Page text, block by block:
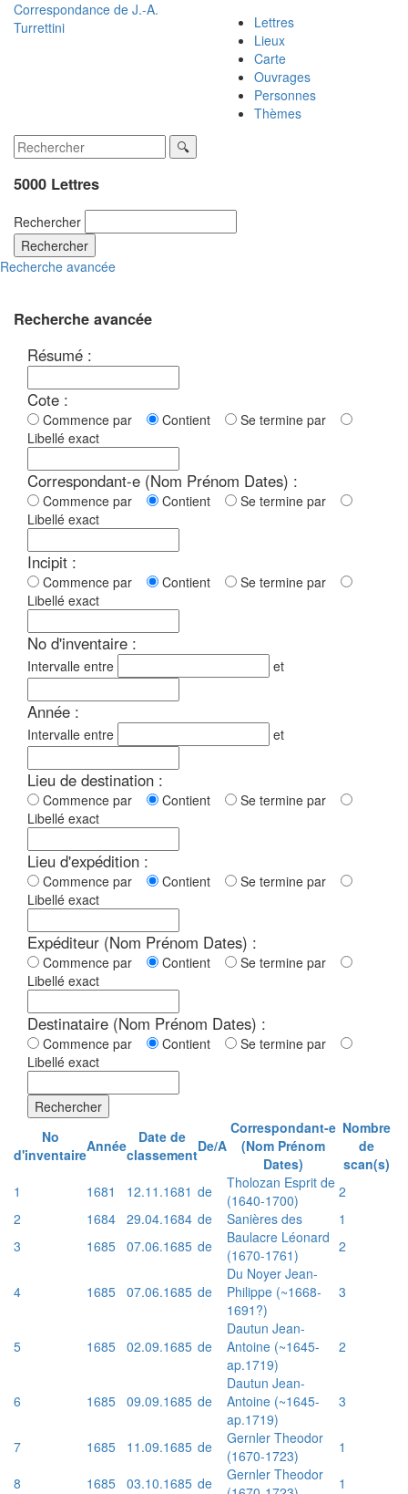
Correspondance de J.-A.
Turrettini
Lettres
Lieux
Carte
Ouvrages
Personnes
Thèmes
5000 Lettres
Rechercher
Rechercher
Recherche avancée
Recherche avancée
Résumé :
Cote :
Commence par Contient
Se termine par
Libellé exact
Correspondant-e (Nom Prénom Dates) :
Commence par Contient
Se termine par
Libellé exact
Incipit :
Commence par Contient
Se termine par
Libellé exact
No d'inventaire :
Intervalle entre et
Année :
Intervalle entre et
Lieu de destination :
Commence par Contient
Se termine par
Libellé exact
Lieu d'expédition :
Commence par Contient
Se termine par
Libellé exact
Expéditeur (Nom Prénom Dates) :
Commence par Contient
Se termine par
Libellé exact
Destinataire (Nom Prénom Dates) :
Commence par Contient
Se termine par
Libellé exact
Rechercher
No
d'inventaireAnnée
Date de
classementDe/A
Correspondant-e
(Nom Prénom
Dates)
Nombre
de
scan(s)
1
1681 12.11.1681 de
Tholozan Esprit de
(1640-1700)
2
2
1684 29.04.1684 de Sanières des
1
3
1685 07.06.1685 de
Baulacre Léonard
(1670-1761)
2
4 1685 07.06.1685 de
Du Noyer Jean-
Philippe (~1668-
1691?)
3
5 1685 02.09.1685 de
Dautun Jean-
Antoine (~1645-
ap.1719)
2
6 1685 09.09.1685 de
Dautun Jean-
Antoine (~1645-
ap.1719)
3
7 1685 11.09.1685 de
Gernler Theodor
(1670-1723)
1
8
1685 03.10.1685 de
Gernler Theodor
1